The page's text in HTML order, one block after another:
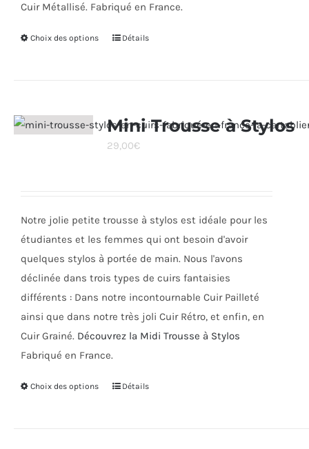
Cuir Métallisé. Fabriqué en France.
Choix des options
Ce
variations.
Les
choisies
produit
Détails
Mini Trousse à Stylos
29,00€
Notre jolie petite trousse à stylos est idéale pour les
étudiantes et les femmes qui ont besoin d'avoir
quelques stylos à portée de main. Nous l'avons
déclinée dans trois types de cuirs fantaisies
différents : Dans notre incontournable Cuir Pailleté
ainsi que dans notre très joli Cuir Rétro, et enfin, en
Cuir Grainé. Découvrez la Midi Trousse à Stylos
Fabriqué en France.
Choix des options
CeDétails